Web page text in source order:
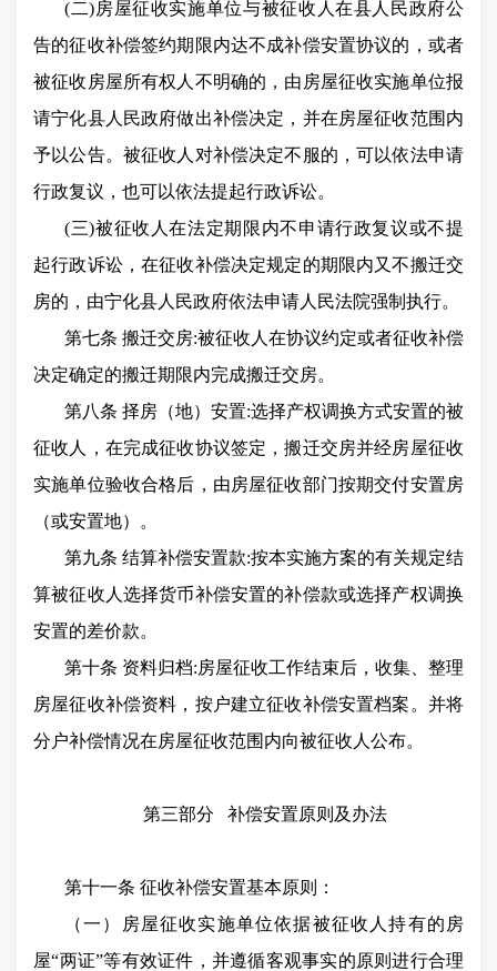
(二)房屋征收实施单位与被征收人在县人民政府公
告的征收补偿签约期限内达不成补偿安置协议的，或者
被征收房屋所有权人不明确的，由房屋征收实施单位报
请宁化县人民政府做出补偿决定，并在房屋征收范围内
予以公告。被征收人对补偿决定不服的，可以依法申请
行政复议，也可以依法提起行政诉讼。
(三)被征收人在法定期限内不申请行政复议或不提
起行政诉讼，在征收补偿决定规定的期限内又不搬迁交
房的，由宁化县人民政府依法申请人民法院强制执行。
第七条 搬迁交房:被征收人在协议约定或者征收补偿
决定确定的搬迁期限内完成搬迁交房。
第八条 择房（地）安置:选择产权调换方式安置的被
征收人，在完成征收协议签定，搬迁交房并经房屋征收
实施单位验收合格后，由房屋征收部门按期交付安置房
（或安置地）。
第九条 结算补偿安置款:按本实施方案的有关规定结
算被征收人选择货币补偿安置的补偿款或选择产权调换
安置的差价款。
第十条 资料归档:房屋征收工作结束后，收集、整理
房屋征收补偿资料，按户建立征收补偿安置档案。并将
分户补偿情况在房屋征收范围内向被征收人公布。
第三部分 补偿安置原则及办法
第十一条 征收补偿安置基本原则：
（一）房屋征收实施单位依据被征收人持有的房
屋“两证”等有效证件，并遵循客观事实的原则进行合理